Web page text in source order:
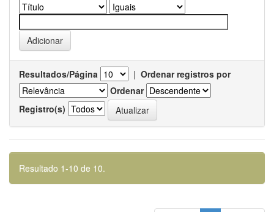
Resultados/Página | Ordenar registros por
Ordenar
Registro(s)
Resultado 1-10 de 10.